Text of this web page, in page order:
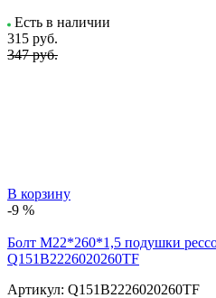
Есть в наличии
315 руб.
347 руб.
В корзину
-9 %
Болт М22*260*1,5 подушки
Q151В2226020260TF
Артикул: Q151B2226020260TF